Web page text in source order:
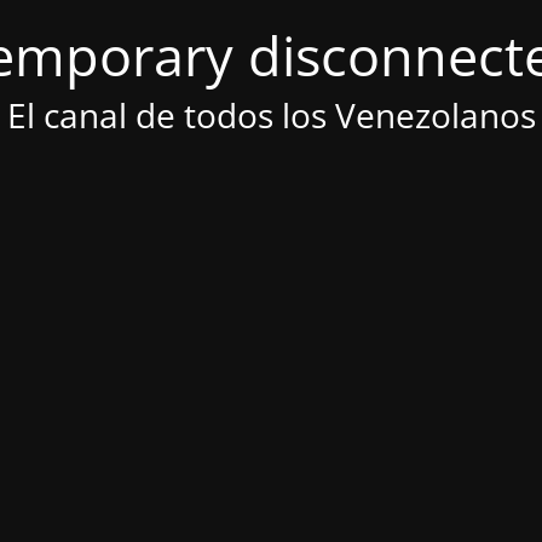
El canal de todos los Venezolanos